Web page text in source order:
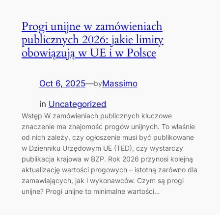
Progi unijne w zamówieniach
publicznych 2026: jakie limity
obowiązują w UE i w Polsce
Oct 6, 2025—byMassimo
in Uncategorized
Wstęp W zamówieniach publicznych kluczowe
znaczenie ma znajomość progów unijnych. To właśnie
od nich zależy, czy ogłoszenie musi być publikowane
w Dzienniku Urzędowym UE (TED), czy wystarczy
publikacja krajowa w BZP. Rok 2026 przynosi kolejną
aktualizację wartości progowych – istotną zarówno dla
zamawiających, jak i wykonawców. Czym są progi
unijne? Progi unijne to minimalne wartości…